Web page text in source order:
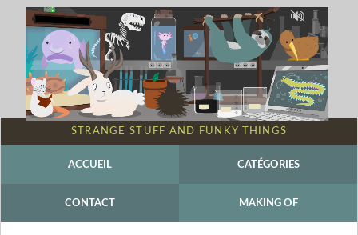
STRANGE STUFF AND FUNKY THINGS
ACCUEIL CATÉGORIES
CONTACT MAKING OF